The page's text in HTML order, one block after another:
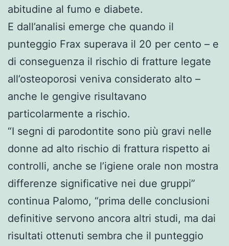
abitudine al fumo e diabete.
E dall’analisi emerge che quando il
punteggio Frax superava il 20 per cento – e
di conseguenza il rischio di fratture legate
all’osteoporosi veniva considerato alto –
anche le gengive risultavano
particolarmente a rischio.
“I segni di parodontite sono più gravi nelle
donne ad alto rischio di frattura rispetto ai
controlli, anche se l’igiene orale non mostra
differenze significative nei due gruppi”
continua Palomo, “prima delle conclusioni
definitive servono ancora altri studi, ma dai
risultati ottenuti sembra che il punteggio